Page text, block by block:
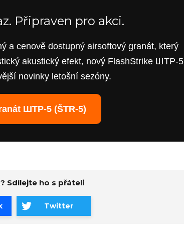
Připraven pro akci.
a cenově dostupný airsoftový granát, který
akustický efekt, nový FlashStrike ШТР-5
novinky letošní sezóny.
ШТР-5 (ŠТR-5)
Sdílejte ho s přáteli
Twitter